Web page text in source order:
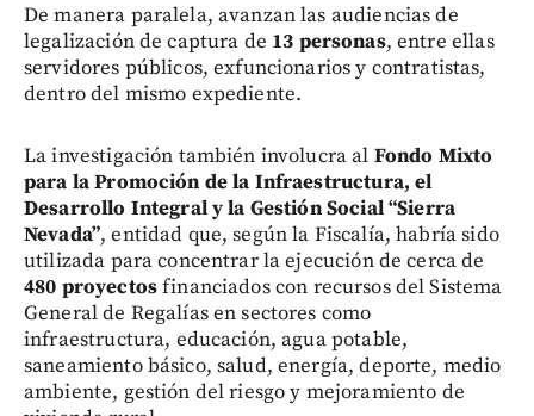
De manera paralela, avanzan las audiencias de
legalización de captura de 13 personas, entre ellas
servidores públicos, exfuncionarios y contratistas,
dentro del mismo expediente.
La investigación también involucra al Fondo Mixto
para la Promoción de la Infraestructura, el
Desarrollo Integral y la Gestión Social “Sierra
Nevada”, entidad que, según la Fiscalía, habría sido
utilizada para concentrar la ejecución de cerca de
480 proyectosfinanciados con recursos del Sistema
General de Regalías en sectores como
infraestructura, educación, agua potable,
saneamiento básico, salud, energía, deporte, medio
ambiente, gestión del riesgo y mejoramiento de